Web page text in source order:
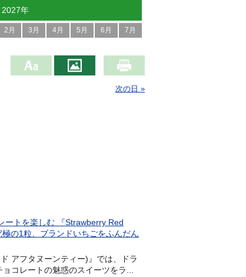
2027年
2月 3月 4月 5月 6月 7月
次の日 »
ートを楽しむ 『Strawberry Red
の1粒、ブランドいちごをふんだん
アフタヌーンティー)』では、ドラ
コレートの魅惑のスイーツをラ...